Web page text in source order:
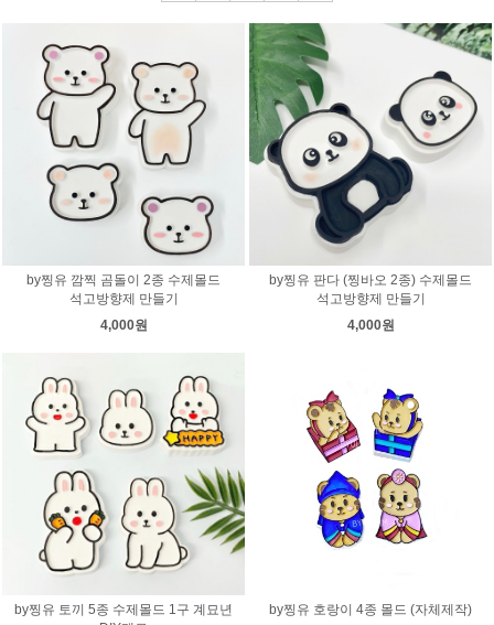
by찡유 깜찍 곰돌이 2종 수제몰드
석고방향제 만들기
4,000원
by찡유 판다 (찡바오 2종) 수제몰드
석고방향제 만들기
4,000원
by찡유 토끼 5종 수제몰드 1구 계묘년
by찡유 호랑이 4종 몰드 (자체제작)